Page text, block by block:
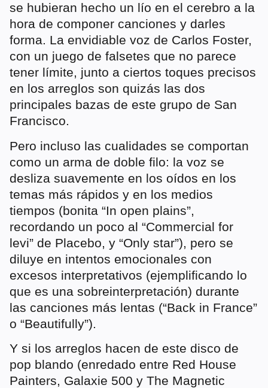
se hubieran hecho un lío en el cerebro a la
hora de componer canciones y darles
forma. La envidiable voz de Carlos Foster,
con un juego de falsetes que no parece
tener límite, junto a ciertos toques precisos
en los arreglos son quizás las dos
principales bazas de este grupo de San
Francisco.
Pero incluso las cualidades se comportan
como un arma de doble filo: la voz se
desliza suavemente en los oídos en los
temas más rápidos y en los medios
tiempos (bonita “In open plains”,
recordando un poco al “Commercial for
levi” de Placebo, y “Only star”), pero se
diluye en intentos emocionales con
excesos interpretativos (ejemplificando lo
que es una sobreinterpretación) durante
las canciones más lentas (“Back in France”
o “Beautifully”).
Y si los arreglos hacen de este disco de
pop blando (enredado entre Red House
Painters, Galaxie 500 y The Magnetic